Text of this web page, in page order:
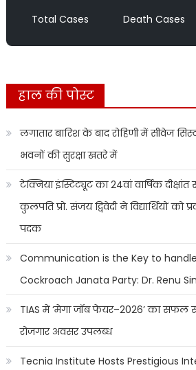
Total Cases Death Cases
हाल की पोस्ट
लगातार बारिश के बाद रोहिणी में सीवेज
भवनों की सुरक्षा खतरे में
टेक्निया इंस्टिट्यूट का 24वां वार्षिक दीक्षांत
कुलपति प्रो. संजय द्विवेदी ने विद्यार्थियों को
पदक
Communication is the Key to
Cockroach Janata Party: Dr. Renu
TIAS में ‘मेगा जॉब फेयर–2026’ का
रोजगार अवसर उपलब्ध
Tecnia Institute Hosts Prestigious